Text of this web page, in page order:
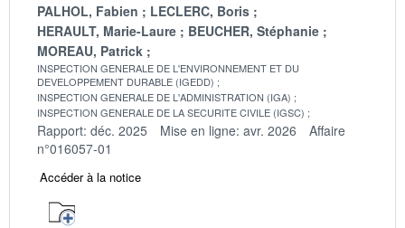
PALHOL, Fabien
LECLERC, Boris
HERAULT, Marie-Laure
BEUCHER, Stéphanie
MOREAU, Patrick
INSPECTION GENERALE DE L'ENVIRONNEMENT ET DU
DEVELOPPEMENT DURABLE (IGEDD)
INSPECTION GENERALE DE L'ADMINISTRATION (IGA)
INSPECTION GENERALE DE LA SECURITE CIVILE (IGSC)
Rapport: déc. 2025 Mise en ligne: avr. 2026
Affaire
n°016057-01
Accéder à la notice